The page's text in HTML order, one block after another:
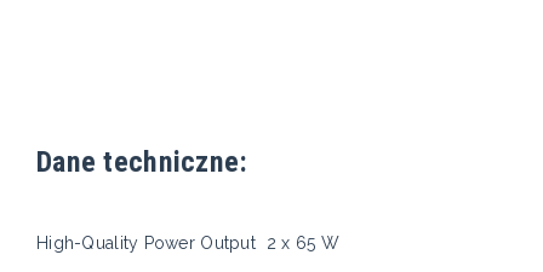
Dane techniczne:
High-Quality Power Output 2 x 65 W